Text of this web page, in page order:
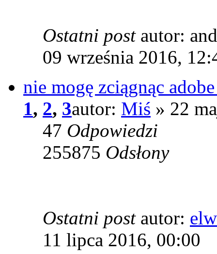
Ostatni post autor:
09 września 2016,
nie mogę zciągnąc
1, 2, 3autor: Miś » 22
47 Odpowiedzi
255875 Odsłony
Ostatni post autor:
11 lipca 2016, 00:00